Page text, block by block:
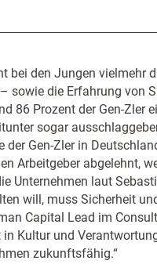
bei den Jungen vielmehr
sowie die Erfahrung von
86 Prozent der Gen-Zler
sogar
Gen-Zler in
Arbeitgeber abgelehnt,
Unternehmen laut
will, muss Sicherheit
Capital Lead im
Kultur und
zukunftsfähig.“